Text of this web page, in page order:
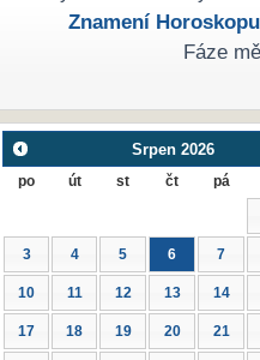
Znamení
Fáze
Srpen 2026
po út st čt pá
3 4 5 6 7
10 11 12 13 14
17 18 19 20 21